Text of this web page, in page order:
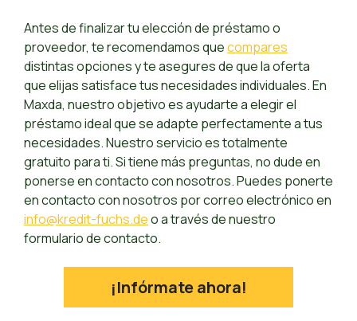
Antes de finalizar tu elección de préstamo o
proveedor, te recomendamos quecompares
distintas opciones y te asegures de que la oferta
que elijas satisface tus necesidades individuales. En
Maxda, nuestro objetivo es ayudarte a elegir el
préstamo ideal que se adapte perfectamente a tus
necesidades. Nuestro servicio es totalmente
gratuito para ti. Si tiene más preguntas, no dude en
ponerse en contacto con nosotros. Puedes ponerte
en contacto con nosotros por correo electrónico en
info@kredit-fuchs.deo a través de nuestro
formulario de contacto.
¡Infórmate ahora!